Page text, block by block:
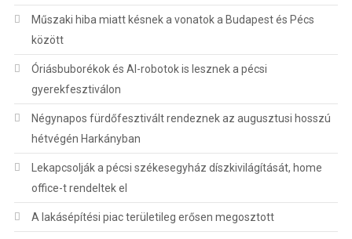
Műszaki hiba miatt késnek a vonatok a Budapest és Pécs
között
Óriásbuborékok és AI-robotok is lesznek a pécsi
gyerekfesztiválon
Négynapos fürdőfesztivált rendeznek az augusztusi hosszú
hétvégén Harkányban
Lekapcsolják a pécsi székesegyház díszkivilágítását, home
office-t rendeltek el
A lakásépítési piac területileg erősen megosztott